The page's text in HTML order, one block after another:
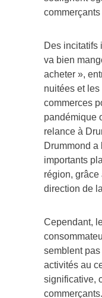
Des incitatifs
va bien
acheter »,
nuitées et
commerces
pandémique
relance à
Drummond a
importants
région, grâce
direction de
Cependant,
semblent
activités au
significative,